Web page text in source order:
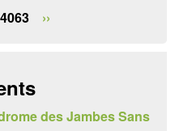
››
des Jambes Sans